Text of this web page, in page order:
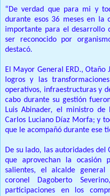
“De verdad que para mi y
durante esos 36 meses en la
importante para el desarrollo
ser reconocido por
destacó.
El Mayor General ERD., Otaño
logros y las
operativos, infraestructuras y
cabo durante su gestión
Luis Abinader, el ministro de
Carlos Luciano Díaz Morfa; y
que le acompañó durante ese
De su lado, las autoridades
que aprovechan la ocasión
salientes, el alcalde general
coronel Dagoberto
participaciones en los